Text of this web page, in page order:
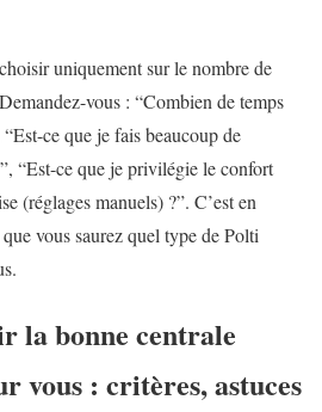
uniquement sur le nombre de
vous : “Combien de temps
ce que je fais beaucoup de
“Est-ce que je privilégie le confort
(réglages manuels) ?”. C’est en
vous saurez quel type de Polti
la bonne centrale
vous : critères, astuces